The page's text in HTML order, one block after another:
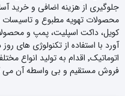
جلوگیری از هزینه اضافی و خرید
محصولات تهویه مطبوع و
کویل، داکت اسپلیت، پمپ و
آورد با استفاده از تکنولوژی های
اتوماتیک٬ اقدام به تولید
فروش مستقیم و بی واسطه آن می